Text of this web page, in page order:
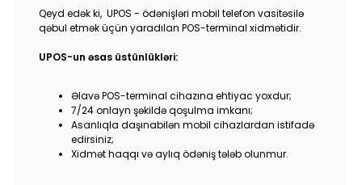
Keşbek
Tariflər
İnsan Resursları
Əlaqə və təkliflər
Qeyd edək ki, UPOS - ödənişləri mobil telefon vasitəsilə
qəbul etmək üçün yaradılan POS-terminal xidmətidir.
UPOS-un əsas üstünlükləri:
Əlavə POS-terminal cihazına ehtiyac yoxdur;
7/24 onlayn şəkildə qoşulma imkanı;
Asanlıqla daşınabilən mobil cihazlardan istifadə
edirsiniz;
Xidmət haqqı və aylıq ödəniş tələb olunmur.